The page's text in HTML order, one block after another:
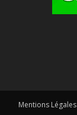
Mentions Légales